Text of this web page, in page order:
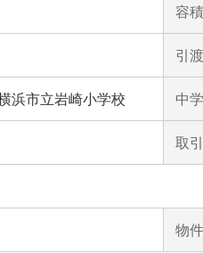
容
引
浜市立岩崎小学校 中
取
物